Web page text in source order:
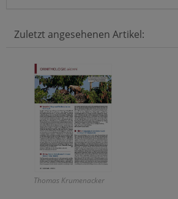
Zuletzt angesehenen Artikel:
Thomas Krumenacker